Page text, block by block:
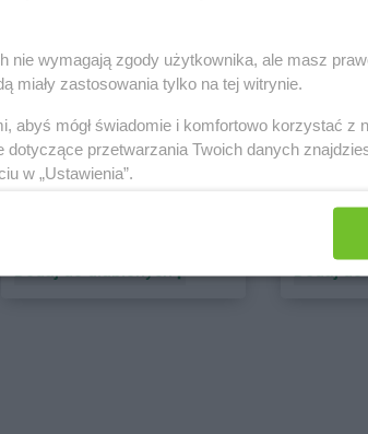
Dodaj do ulubionych
Dodaj
nie wymagają zgody użytkownika, ale masz
miały zastosowania tylko na tej witrynie.
abyś mógł świadomie i komfortowo korzystać z
dotyczące przetwarzania Twoich danych
w „Ustawienia”.